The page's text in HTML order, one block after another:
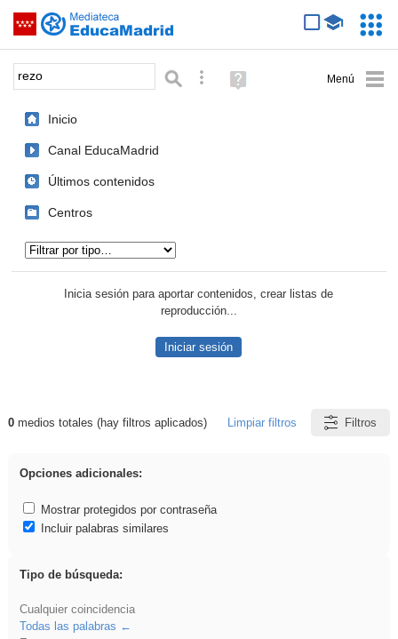
Saltar navegación
Palabra o frase: Búsqueda avanzada
Ayuda
(en
Inicio
Canal EducaMadrid
Últimos contenidos
Centros
Inicia sesión para aportar contenidos, crear listas de
reproducción...
Iniciar sesión
Resultados de: rezo
0medios totales (hay filtros aplicados) Limpiar filtros Filtros
Opciones adicionales:
Mostrar protegidos por contraseña
Incluir palabras similares
Tipo de búsqueda:
Cualquier coincidencia
Todas las palabras